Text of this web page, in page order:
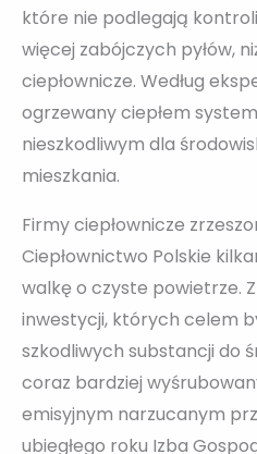
które nie podlegają
więcej zabójczych pyłów,
ciepłownicze. Według
ogrzewany ciepłem
nieszkodliwym dla
mieszkania.
Firmy ciepłownicze
Ciepłownictwo Polskie
walkę o czyste powietrze.
inwestycji, których celem
szkodliwych substancji do
coraz bardziej
emisyjnym narzucanym
ubiegłego roku Izba